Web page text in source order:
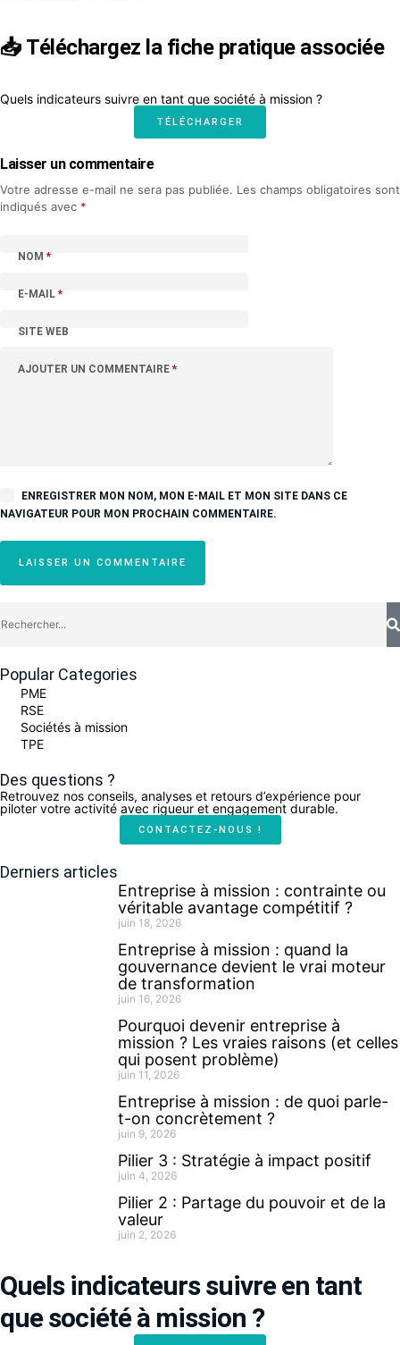
📥 Téléchargez la fiche pratique associée
Quels indicateurs suivre en tant que société à mission ?
TÉLÉCHARGER
Laisser un commentaire
Votre adresse e-mail ne sera pas publiée. Les champs obligatoires sont
indiqués avec *
NOM *
E-MAIL *
SITE WEB
AJOUTER UN COMMENTAIRE *
ENREGISTRER MON NOM, MON E-MAIL ET MON SITE DANS CE
NAVIGATEUR POUR MON PROCHAIN COMMENTAIRE.
LAISSER UN COMMENTAIRE
Popular Categories
PME
RSE
Sociétés à mission
TPE
Des questions ?
Retrouvez nos conseils, analyses et retours d’expérience pour
piloter votre activité avec rigueur et engagement durable.
CONTACTEZ-NOUS !
Derniers articles
Entreprise à mission : contrainte ou
véritable avantage compétitif ?
juin 18, 2026
Entreprise à mission : quand la
gouvernance devient le vrai moteur
de transformation
juin 16, 2026
Pourquoi devenir entreprise à
mission ? Les vraies raisons (et celles
qui posent problème)
juin 11, 2026
Entreprise à mission : de quoi parle-
t-on concrètement ?
juin 9, 2026
Pilier 3 : Stratégie à impact positif
juin 4, 2026
Pilier 2 : Partage du pouvoir et de la
valeur
juin 2, 2026
Quels indicateurs suivre en tant
que société à mission ?